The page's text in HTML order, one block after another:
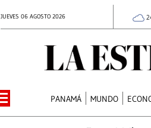
JUEVES 06 AGOSTO 2026
PANAMÁ MUNDO